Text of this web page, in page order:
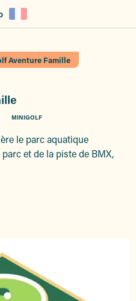
Aventure Famille
MINIGOLF
le parc aquatique
et de la piste de BMX,
aux favoris